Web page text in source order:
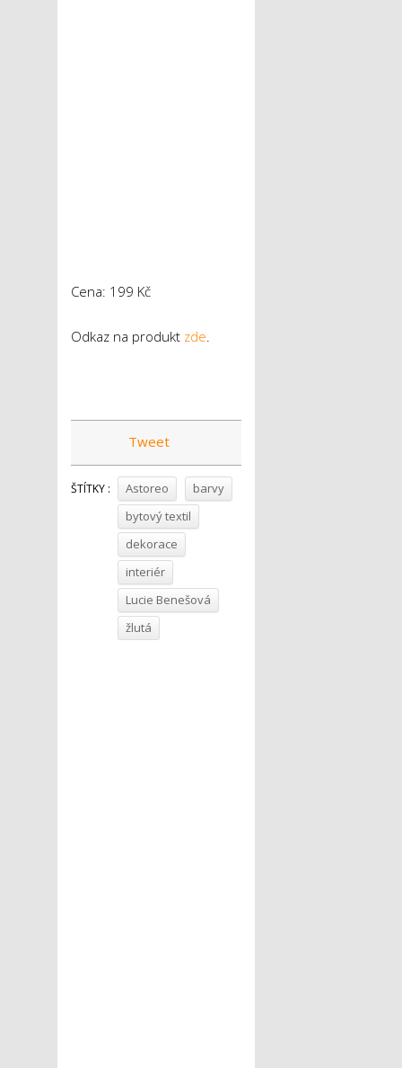
Cena: 199 Kč
Odkaz na produkt zde
Tweet
ŠTÍTKY : Astoreo
barvy
bytový textil
dekorace
interiér
Lucie Benešová
žlutá